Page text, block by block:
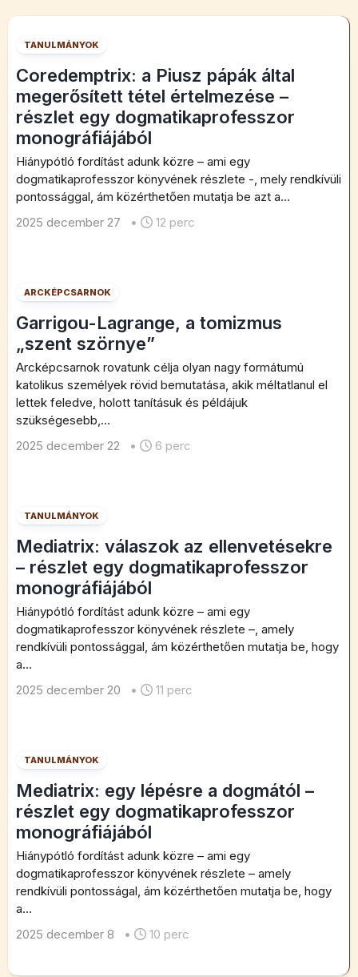
TANULMÁNYOK
Coredemptrix: a Piusz pápák által
megerősített tétel értelmezése –
részlet egy dogmatikaprofesszor
monográfiájából
Hiánypótló fordítást adunk közre – ami egy
dogmatikaprofesszor könyvének részlete -, mely rendkívüli
pontossággal, ám közérthetően mutatja be azt a...
2025 december 27
• 12 perc
ARCKÉPCSARNOK
Garrigou-Lagrange, a tomizmus
„szent szörnye”
Arcképcsarnok rovatunk célja olyan nagy formátumú
katolikus személyek rövid bemutatása, akik méltatlanul el
lettek feledve, holott tanításuk és példájuk
szükségesebb,...
2025 december 22
• 6 perc
TANULMÁNYOK
Mediatrix: válaszok az ellenvetésekre
– részlet egy dogmatikaprofesszor
monográfiájából
Hiánypótló fordítást adunk közre – ami egy
dogmatikaprofesszor könyvének részlete –, amely
rendkívüli pontossággal, ám közérthetően mutatja be, hogy
a...
2025 december 20
• 11 perc
TANULMÁNYOK
Mediatrix: egy lépésre a dogmától –
részlet egy dogmatikaprofesszor
monográfiájából
Hiánypótló fordítást adunk közre – ami egy
dogmatikaprofesszor könyvének részlete – amely
rendkívüli pontosságal, ám közérthetően mutatja be, hogy
a...
2025 december 8
• 10 perc